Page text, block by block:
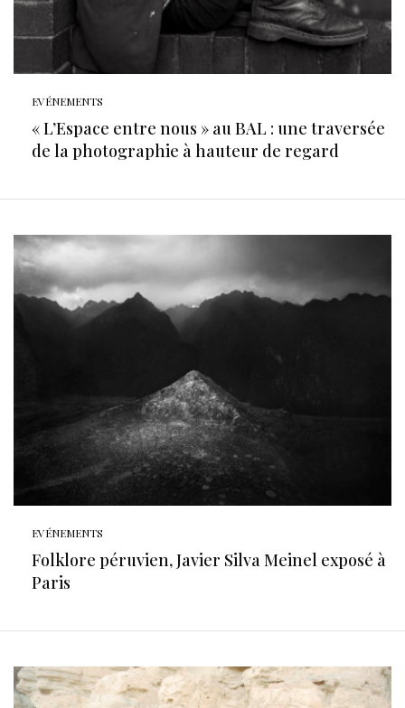
EVÉNEMENTS
« L’Espace entre nous » au BAL : une traversée
de la photographie à hauteur de regard
EVÉNEMENTS
Folklore péruvien, Javier Silva Meinel exposé à
Paris